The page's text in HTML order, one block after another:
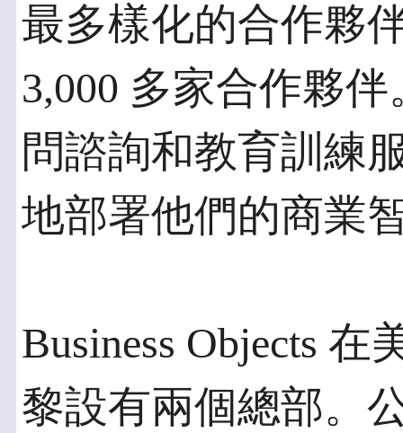
最多樣化的合作夥
3,000 多家合作夥
問諮詢和教育訓練
地部署他們的商業
Business Objects
黎設有兩個總部。